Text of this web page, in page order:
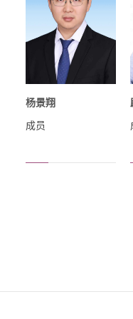
杨景翔
成员